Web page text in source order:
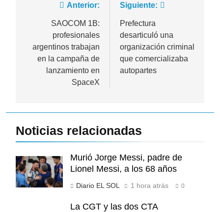
Navegación
entradas
Anterior:
SAOCOM 1B:
profesionales
argentinos trabajan
en la campaña de
lanzamiento en
SpaceX
Siguiente:
Prefectura
desarticuló una
organización criminal
que comercializaba
autopartes
Noticias relacionadas
Murió Jorge Messi, padre de
Lionel Messi, a los 68 años
Diario EL SOL 1 hora atrás 0
La CGT y las dos CTA